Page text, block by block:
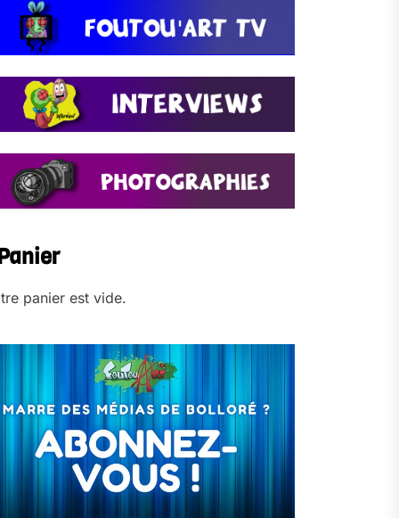
panier est vide.